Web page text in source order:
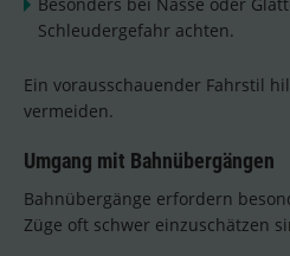
Schleudergefahr achten.
Ein vorausschauender Fahrstil
vermeiden.
Umgang mit Bahnübergängen
Bahnübergänge erfordern
Züge oft schwer einzuschätzen